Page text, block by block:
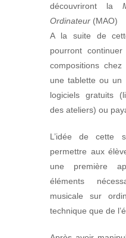
découvriront la
Ordinateur (MAO)
A la suite de
pourront
compositions
une tablette ou un
logiciels gratuits
des ateliers) ou
L’idée de cette
permettre aux
une première
éléments
musicale sur
technique que de